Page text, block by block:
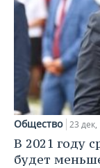
Общество 23 дек,
В 2021 году
будет